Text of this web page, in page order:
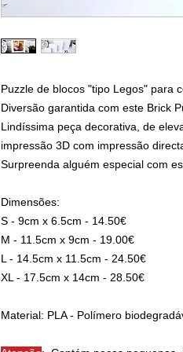
Puzzle de blocos "tipo Legos" para
Diversão garantida com este Brick
Lindíssima peça decorativa, de
impressão 3D com impressão
Surpreenda alguém especial com
Dimensões:
S - 9cm x 6.5cm - 14.50€
M - 11.5cm x 9cm - 19.00€
L - 14.5cm x 11.5cm - 24.50€
XL - 17.5cm x 14cm - 28.50€
Material: PLA - Polímero